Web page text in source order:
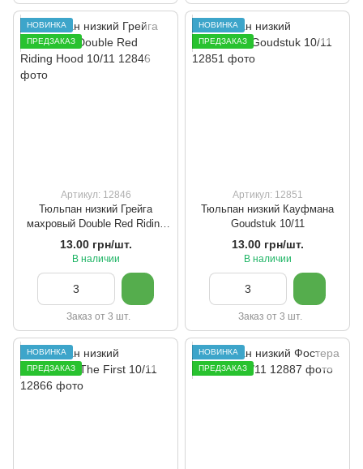
НОВИНКА
ПРЕДЗАКАЗ
Артикул: 12846
Тюльпан низкий Грейга
махровый Double Red Riding
Hood 10/11
13.00 грн/шт.
В наличии
Заказ от 3 шт.
НОВИНКА
ПРЕДЗАКАЗ
Артикул: 12851
Тюльпан низкий Кауфмана
Goudstuk 10/11
13.00 грн/шт.
В наличии
Заказ от 3 шт.
НОВИНКА
ПРЕДЗАКАЗ
НОВИНКА
ПРЕДЗАКАЗ